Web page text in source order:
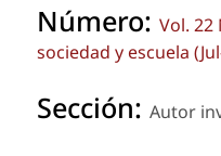
Número: Vol. 22
sociedad y escuela
Sección: Autor